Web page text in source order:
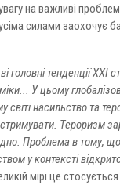
на важливі
силами заохочує
головні тенденції ХХІ
У цьому
світі насильство та
Тероризм
Проблема в тому,
у контексті
мірі це